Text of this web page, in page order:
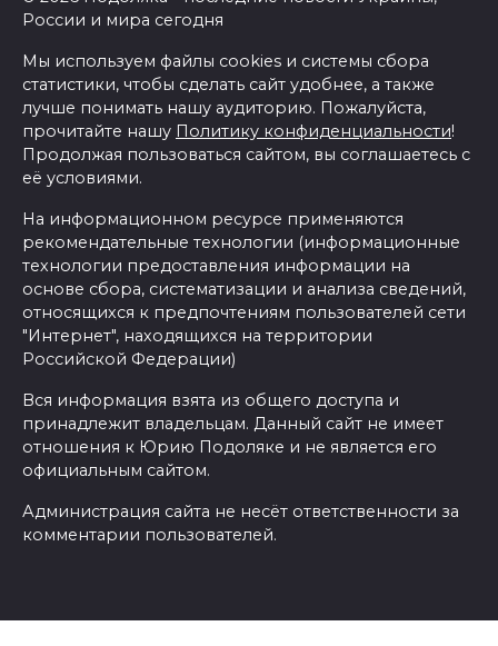
России и мира сегодня
Мы используем файлы cookies и системы сбора
статистики, чтобы сделать сайт удобнее, а также
лучше понимать нашу аудиторию. Пожалуйста,
прочитайте нашу Политику конфиденциальности!
Продолжая пользоваться сайтом, вы соглашаетесь с
её условиями.
На информационном ресурсе применяются
рекомендательные технологии (информационные
технологии предоставления информации на
основе сбора, систематизации и анализа сведений,
относящихся к предпочтениям пользователей сети
"Интернет", находящихся на территории
Российской Федерации)
Вся информация взята из общего доступа и
принадлежит владельцам. Данный сайт не имеет
отношения к Юрию Подоляке и не является его
официальным сайтом.
Администрация сайта не несёт ответственности за
комментарии пользователей.